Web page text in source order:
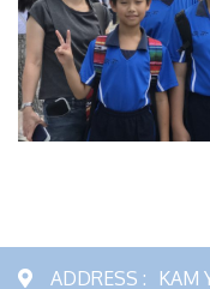
ADDRESS : KAM